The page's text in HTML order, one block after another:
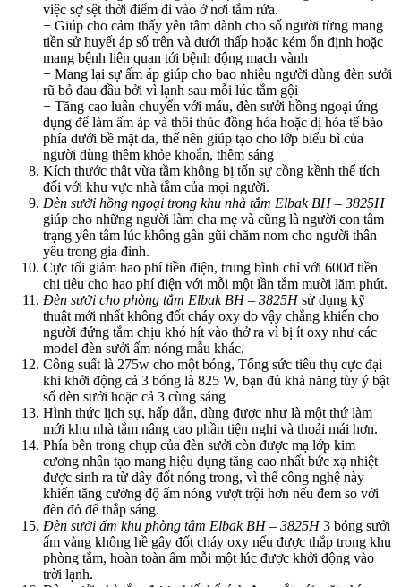
việc sợ sệt thời điểm đi vào ở nơi tắm rửa.
+ Giúp cho cảm thấy yên tâm dành cho số người từng mang
tiền sử huyết áp số trên và dưới thấp hoặc kém ổn định hoặc
mang bệnh liên quan tới bệnh động mạch vành
+ Mang lại sự ấm áp giúp cho bao nhiêu người dùng đèn sưởi
rũ bỏ đau đầu bởi vì lạnh sau mỗi lúc tắm gội
+ Tăng cao luân chuyển với máu, đèn sưởi hồng ngoại ứng
dụng để làm ấm áp và thôi thúc đồng hóa hoặc dị hóa tế bào
phía dưới bề mặt da, thế nên giúp tạo cho lớp biểu bì của
người dùng thêm khỏe khoắn, thêm sáng
Kích thước thật vừa tầm không bị tốn sự cồng kềnh thể tích
đối với khu vực nhà tắm của mọi người.
Đèn sưởi hồng ngoại trong khu nhà tắm Elbak BH – 3825H
giúp cho những người làm cha mẹ và cũng là người con tâm
trạng yên tâm lúc không gần gũi chăm nom cho người thân
yêu trong gia đình.
Cực tối giảm hao phí tiền điện, trung bình chỉ với 600đ tiền
chi tiêu cho hao phí điện với mỗi một lần tắm mười lăm phút.
Đèn sưởi cho phòng tắm Elbak BH – 3825Hsử dụng kỹ
thuật mới nhất không đốt cháy oxy do vậy chẳng khiến cho
người đứng tắm chịu khó hít vào thở ra vì bị ít oxy như các
model đèn sưởi ấm nóng mẫu khác.
Công suất là 275w cho một bóng, Tổng sức tiêu thụ cực đại
khi khởi động cả 3 bóng là 825 W, bạn đủ khả năng tùy ý bật
số đèn sưởi hoặc cả 3 cùng sáng
Hình thức lịch sự, hấp dẫn, dùng được như là một thứ làm
mới khu nhà tắm nâng cao phần tiện nghi và thoải mái hơn.
Phía bên trong chụp của đèn sưởi còn được mạ lớp kim
cương nhân tạo mang hiệu dụng tăng cao nhất bức xạ nhiệt
được sinh ra từ dây đốt nóng trong, vì thế công nghệ này
khiến tăng cường độ ấm nóng vượt trội hơn nếu đem so với
đèn đỏ để thắp sáng.
Đèn sưởi ấm khu phòng tắm Elbak BH – 3825H3 bóng sưởi
ấm vàng không hề gây đốt cháy oxy nếu được thắp trong khu
phòng tắm, hoàn toàn ấm mỗi một lúc được khởi động vào
trời lạnh.